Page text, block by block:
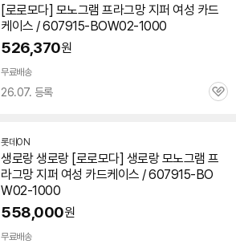
[로로모다] 모노그램 프라그망 지퍼 여성 카드
케이스 / 607915-BOW02-1000
526,370원
무료배송
26.07. 등록
관
롯데ON
생로랑 생로랑 [로로모다] 생로랑 모노그램 프
라그망 지퍼 여성 카드케이스 / 607915-BO
W02-1000
558,000원
무료배송